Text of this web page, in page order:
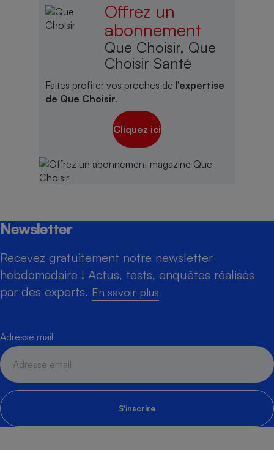
Offrez un
abonnement
Que Choisir, Que
Choisir Santé
Faites profiter vos proches de l'expertise
de Que Choisir.
Cliquez ici
Newsletter
Recevez gratuitement notre newsletter
hebdomadaire ! Actus, tests, enquêtes réalisés
par des experts. En savoir plus
Adresse mail
S'inscrire